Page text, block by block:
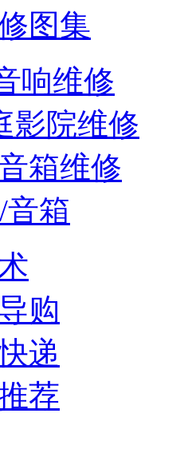
图集
响维修
影院维修
箱维修
箱
购
递
荐